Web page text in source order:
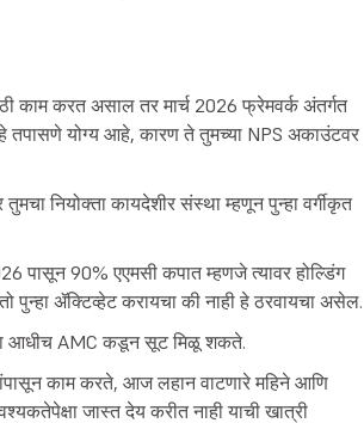
काम करत असाल तर मार्च 2026 फ्रेमवर्क अंतर्गत
तपासणे योग्य आहे, कारण ते तुमच्या NPS अकाउंटवर
नियोक्ता कायदेशीर संस्था म्हणून पुन्हा वर्गीकृत
90% एएमसी कपात म्हणजे त्यावर होल्डिंग
ॲक्टिव्हेट करायचा की नाही हे ठरवायचा असेल.
आधीच AMC कडून सूट मिळू शकते.
काम करते, आज लहान वाटणारे महिने आणि
जास्त देय करीत नाही याची खात्री